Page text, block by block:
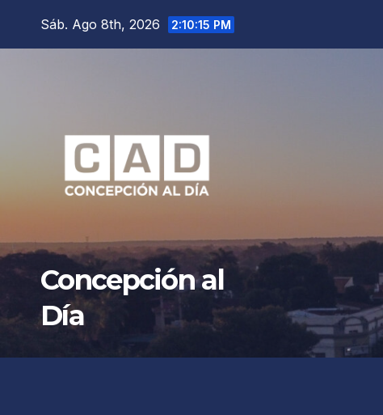
Sáb. Ago 8th, 2026 2:10:16 PM
Concepción al
Día